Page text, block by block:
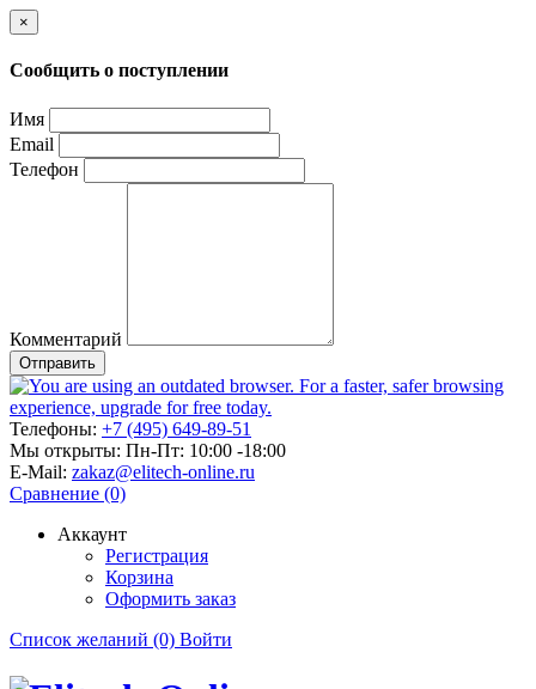
×
Сообщить о поступлении
Имя
Email
Телефон
Комментарий
Отправить
Телефоны: +7 (495) 649-89-51
Мы открыты: Пн-Пт: 10:00 -18:00
E-Mail: zakaz@elitech-online.ru
Сравнение (0)
Аккаунт
Регистрация
Корзина
Оформить заказ
Список желаний (0) Войти